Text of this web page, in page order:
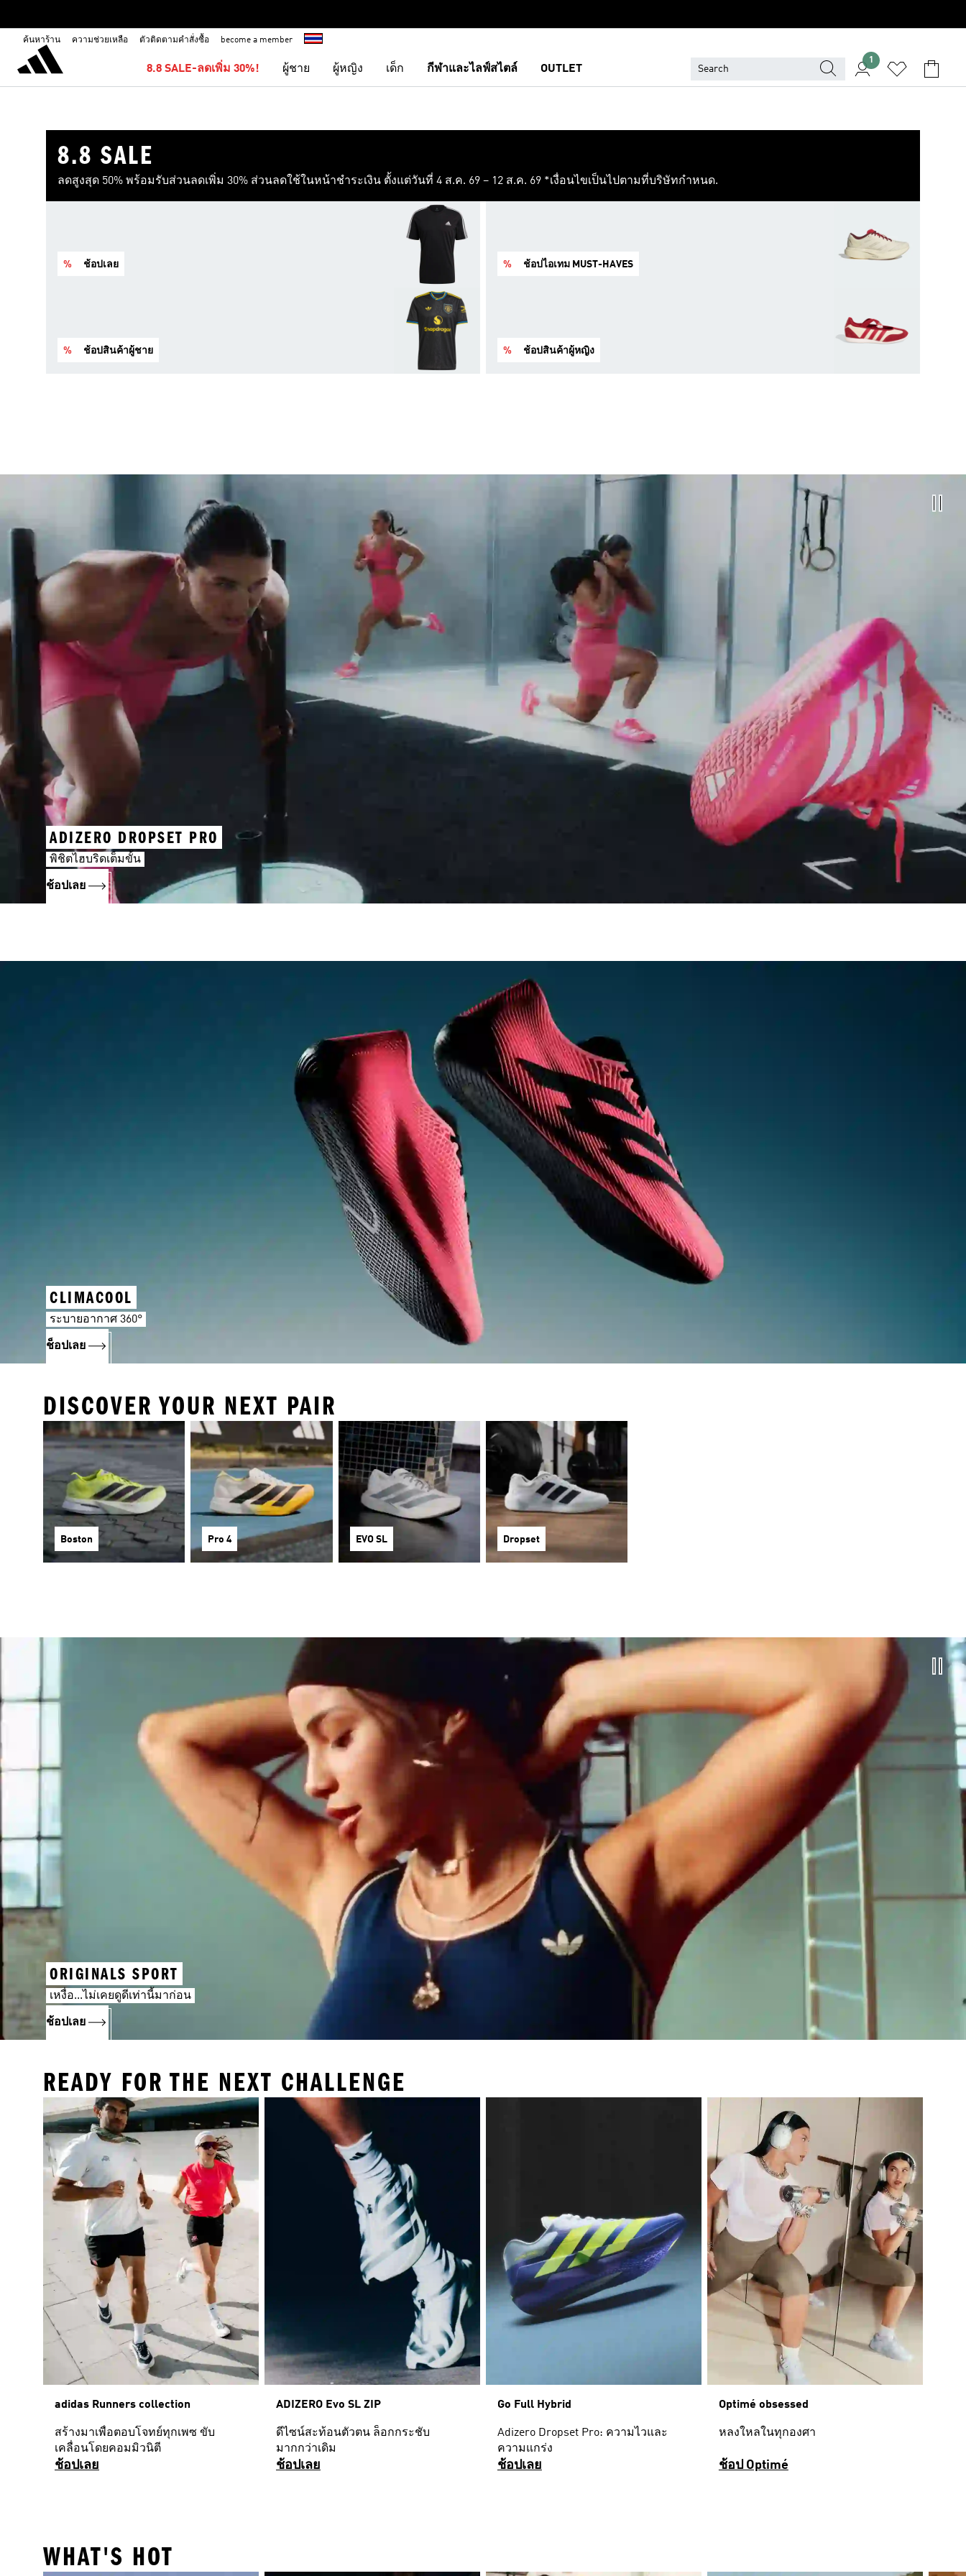
ค้นหาร้าน ความช่วยเหลือ ตัวติดตามคำสั่งซื้อ become a member
8.8 SALE-ลดเพิ่ม 30%! ผู้ชาย ผู้หญิง เด็ก กีฬาและไลฟ์สไตล์ OUTLET
1
8.8 SALE
ลดสูงสุด 50% พร้อมรับส่วนลดเพิ่ม 30% ส่วนลดใช้ในหน้าชำระเงิน ตั้งแต่วันที่ 4 ส.ค. 69 – 12 ส.ค. 69 *เงื่อนไขเป็นไปตามที่บริษัทกำหนด.
% ช้อปเลย % ช้อปไอเทม MUST-HAVES
% ช้อปสินค้าผู้ชาย % ช้อปสินค้าผู้หญิง
ADIZERO DROPSET PRO
พิชิตไฮบริดเต็มขั้น
ช้อปเลย
CLIMACOOL
ระบายอากาศ 360°
ช็อปเลย
DISCOVER YOUR NEXT PAIR
Boston Pro 4 EVO SL Dropset
ORIGINALS SPORT
เหงื่อ...ไม่เคยดูดีเท่านี้มาก่อน
ช้อปเลย
READY FOR THE NEXT CHALLENGE
adidas Runners collection
สร้างมาเพื่อตอบโจทย์ทุกเพซ ขับ
เคลื่อนโดยคอมมิวนิตี
ช้อปเลย
ADIZERO Evo SL ZIP
ดีไซน์สะท้อนตัวตน ล็อกกระชับ
มากกว่าเดิม
ช้อปเลย
Go Full Hybrid
Adizero Dropset Pro: ความไวและ
ความแกร่ง
ช้อปเลย
Optimé obsessed
หลงใหลในทุกองศา
ช้อป Optimé
WHAT'S HOT